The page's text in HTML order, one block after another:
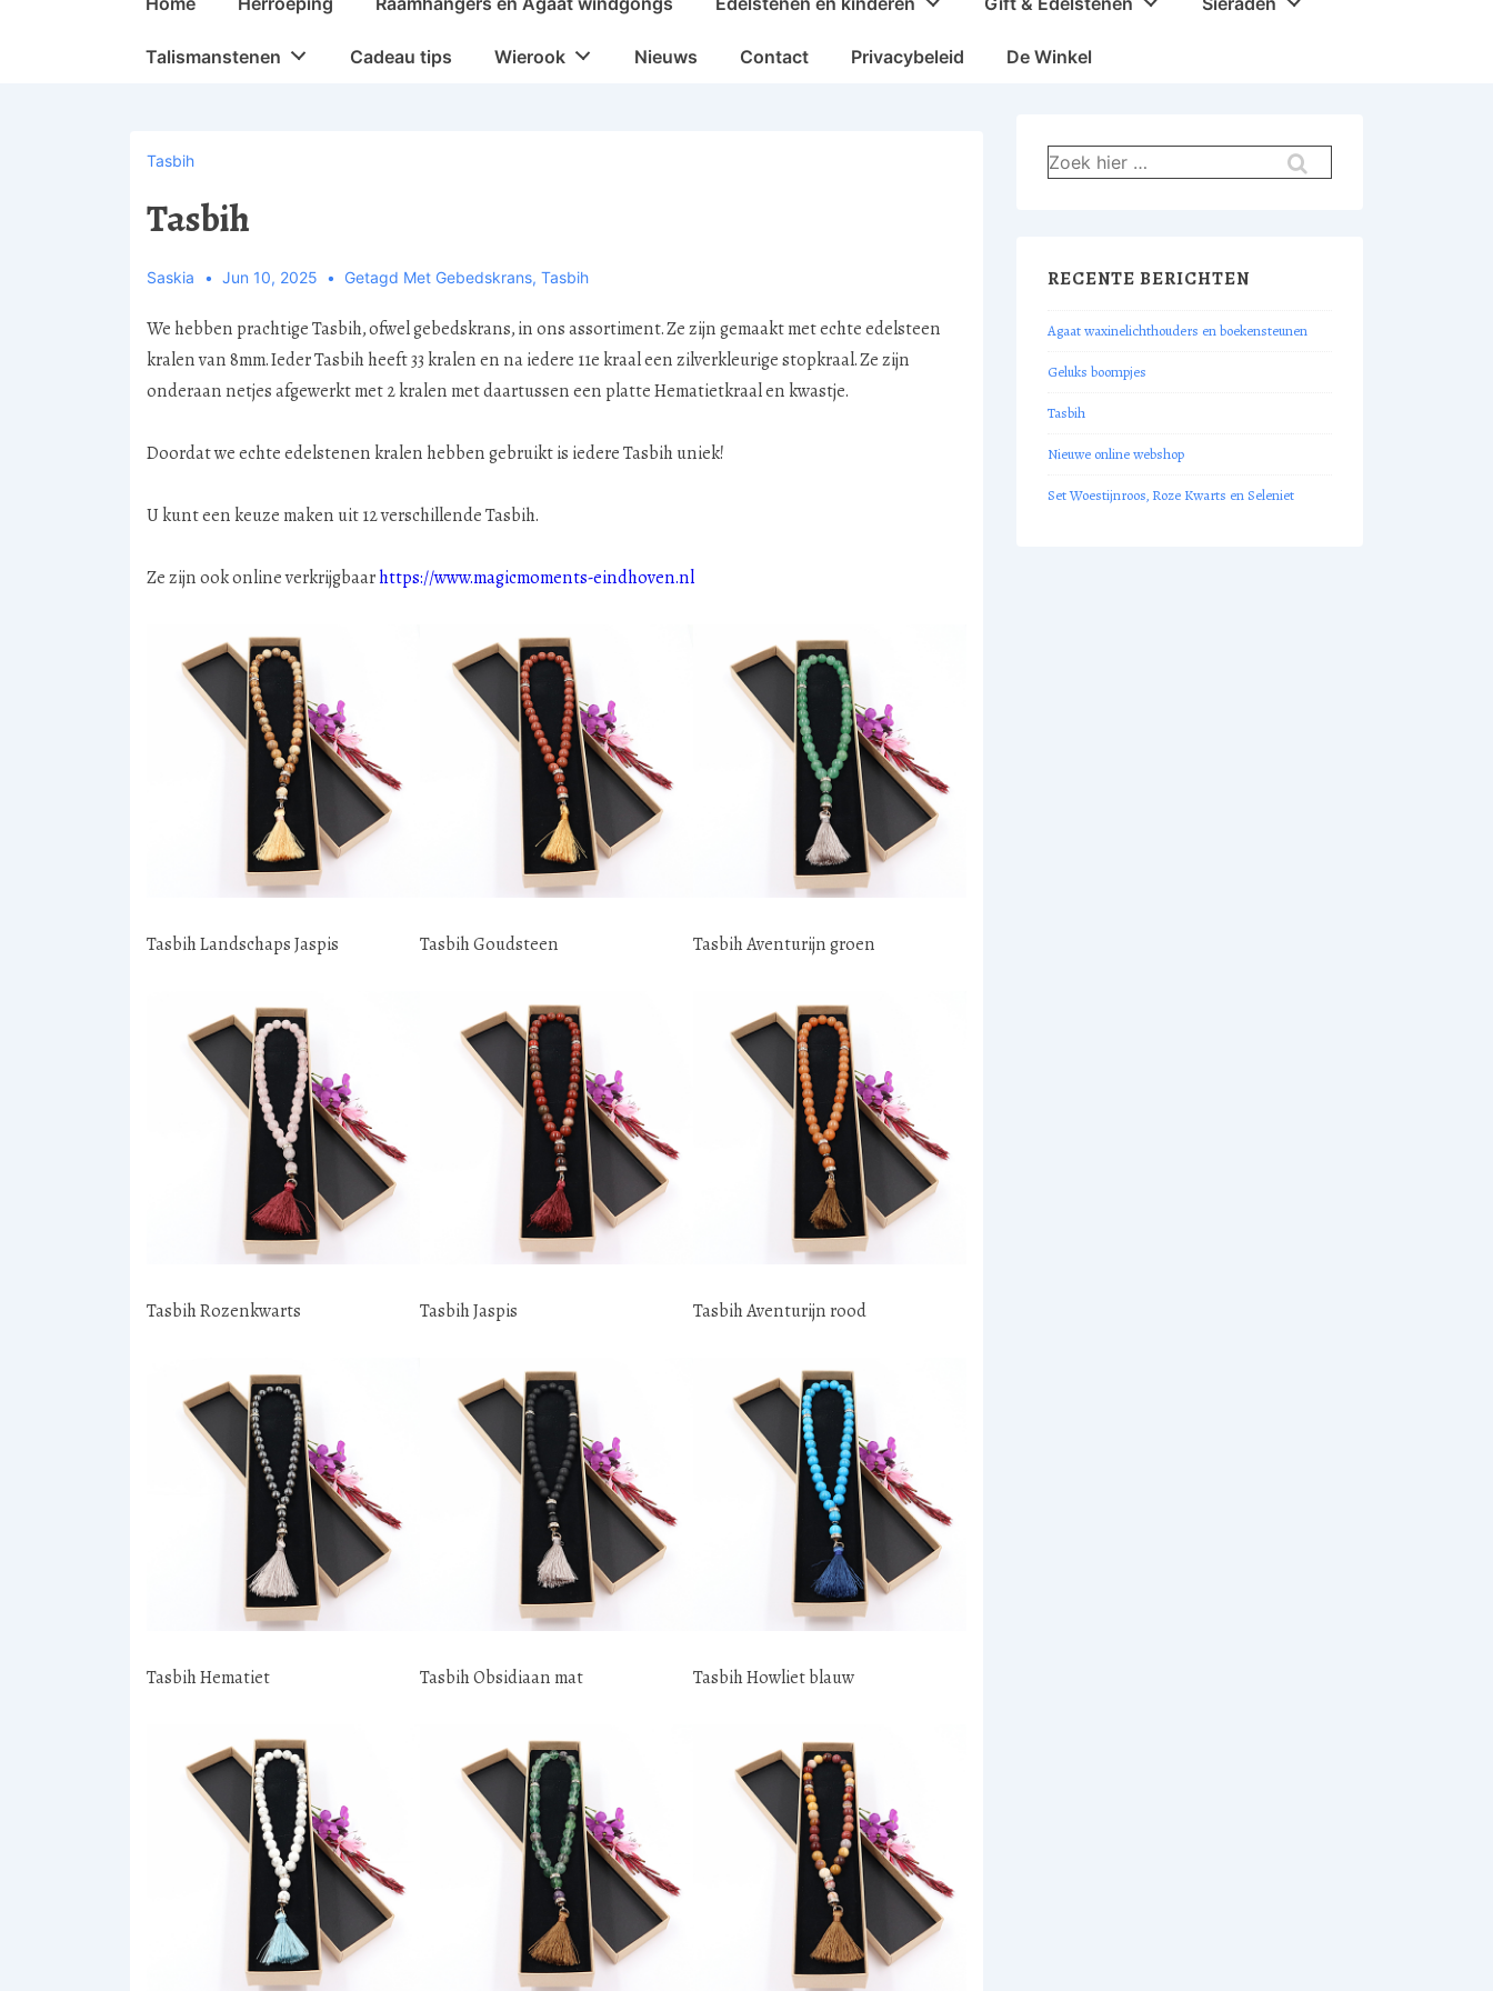
Talismanstenen Cadeau tips Wierook Nieuws Contact Privacybeleid De Winkel
Tasbih
Tasbih
Saskia Jun 10, 2025 Getagd Met Gebedskrans,Tasbih
We hebben prachtige Tasbih, ofwel gebedskrans, in ons assortiment. Ze zijn gemaakt met echte edelsteen
kralen van 8mm. Ieder Tasbih heeft 33 kralen en na iedere 11e kraal een zilverkleurige stopkraal. Ze zijn
onderaan netjes afgewerkt met 2 kralen met daartussen een platte Hematietkraal en kwastje.
Doordat we echte edelstenen kralen hebben gebruikt is iedere Tasbih uniek!
U kunt een keuze maken uit 12 verschillende Tasbih.
Ze zijn ook online verkrijgbaarhttps://www.magicmoments-eindhoven.nl
Tasbih Landschaps Jaspis Tasbih Goudsteen Tasbih Aventurijn groen
Tasbih Rozenkwarts Tasbih Jaspis Tasbih Aventurijn rood
Tasbih Hematiet Tasbih Obsidiaan mat Tasbih Howliet blauw
Zoek
naar:
RECENTE BERICHTEN
Agaat waxinelichthouders en boekensteunen
Geluks boompjes
Tasbih
Nieuwe online webshop
Set Woestijnroos, Roze Kwarts en Seleniet